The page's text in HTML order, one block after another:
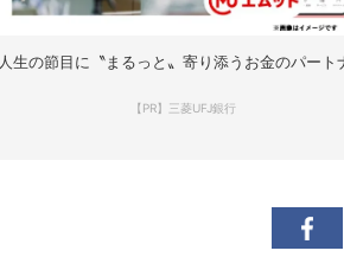
人生の節目に〝まるっと〟寄り添うお金のパート
【PR】三菱UFJ銀行